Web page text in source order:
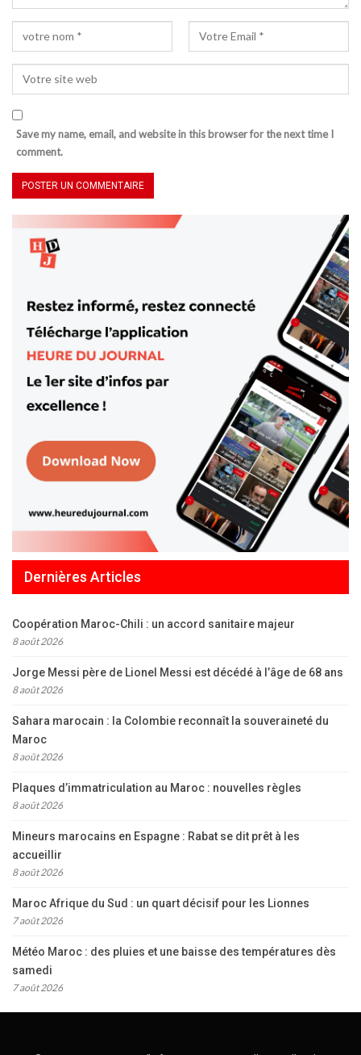
Save my name, email, and website in this browser for the next time I
comment.
Dernières Articles
Coopération Maroc-Chili : un accord sanitaire majeur
8 août 2026
Jorge Messi père de Lionel Messi est décédé à l’âge de 68 ans
8 août 2026
Sahara marocain : la Colombie reconnaît la souveraineté du
Maroc
8 août 2026
Plaques d’immatriculation au Maroc : nouvelles règles
8 août 2026
Mineurs marocains en Espagne : Rabat se dit prêt à les
accueillir
8 août 2026
Maroc Afrique du Sud : un quart décisif pour les Lionnes
7 août 2026
Météo Maroc : des pluies et une baisse des températures dès
samedi
7 août 2026